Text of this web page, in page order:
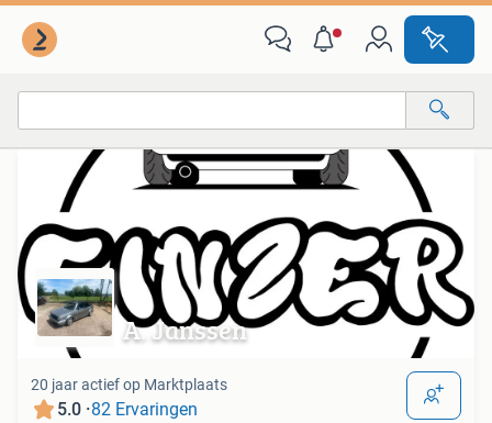
Alle categorieën…
Van deze adverteerder
A. Janssen
20 jaar actief op Marktplaats
5.0 ·82 Ervaringen